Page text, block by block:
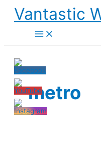
Skip
content
Vantastic
metro